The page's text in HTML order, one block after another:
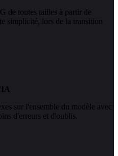
de toutes tailles à partir de
simplicité, lors de la transition
sur l'ensemble du modèle avec
d'erreurs et d'oublis.